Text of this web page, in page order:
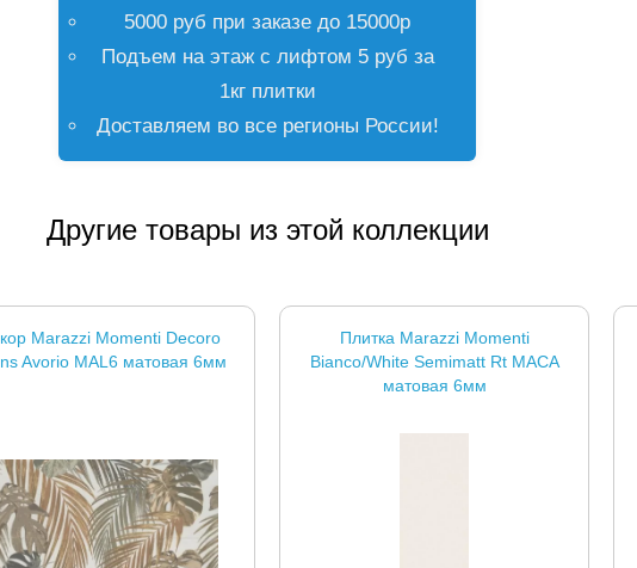
5000 руб при заказе до 15000р
Подъем на этаж с лифтом 5 руб за
1кг плитки
Доставляем во все регионы России!
Другие товары из этой коллекции
Marazzi Momenti Decoro
Avorio MAL6 матовая 6мм
Плитка Marazzi Momenti
Bianco/White Semimatt Rt MACA
матовая 6мм